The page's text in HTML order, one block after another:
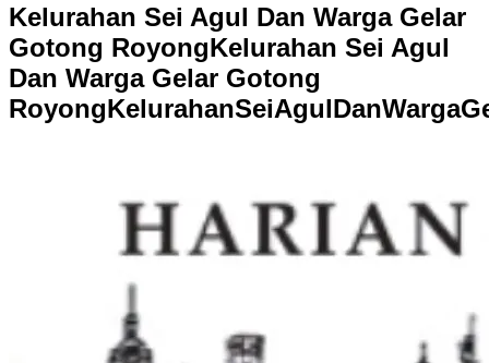
Kelurahan Sei Agul Dan Warga Gelar
Gotong RoyongKelurahan Sei Agul
Dan Warga Gelar Gotong
RoyongKelurahanSeiAgulDanWargaG